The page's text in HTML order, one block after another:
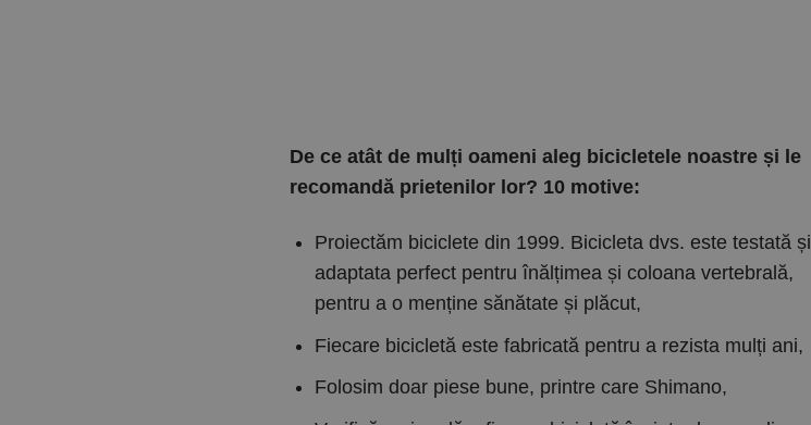
De ce atât de mulți oameni aleg bicicletele noastre și le
recomandă prietenilor lor? 10 motive:
Proiectăm biciclete din 1999. Bicicleta dvs. este testată și
adaptata perfect pentru înălțimea și coloana vertebrală,
pentru a o menține sănătate și plăcut,
Fiecare bicicletă este fabricată pentru a rezista mulți ani,
Folosim doar piese bune, printre care Shimano,